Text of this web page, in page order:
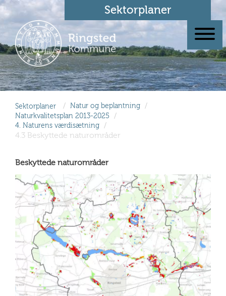
Sektorplaner
Sektorplaner / Natur og beplantning /
Naturkvalitetsplan 2013-2025 /
4. Naturens værdisætning /
4.3 Beskyttede naturområder
Beskyttede naturområder